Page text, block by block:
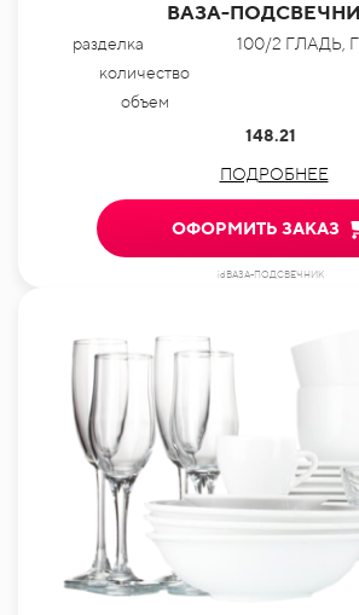
ВАЗА-
разделка
100/2 ГЛАДЬ,
количество
объем
148.21
ПОДРОБНЕЕ
ОФОРМИТЬ ЗАКАЗ
idВАЗА-ПОДСВЕЧНИК